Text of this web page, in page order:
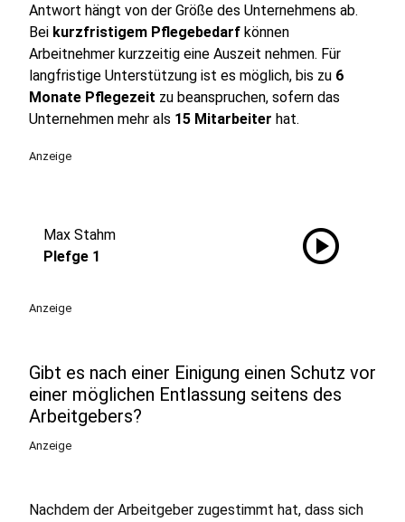
Antwort hängt von der Größe des Unternehmens ab.
Bei kurzfristigem Pflegebedarf können
Arbeitnehmer kurzzeitig eine Auszeit nehmen. Für
langfristige Unterstützung ist es möglich, bis zu 6
Monate Pflegezeit zu beanspruchen, sofern das
Unternehmen mehr als 15 Mitarbeiter hat.
Anzeige
Max Stahm
Plefge 1
play_circle
Anzeige
Gibt es nach einer Einigung einen Schutz vor
einer möglichen Entlassung seitens des
Arbeitgebers?
Anzeige
Nachdem der Arbeitgeber zugestimmt hat, dass sich